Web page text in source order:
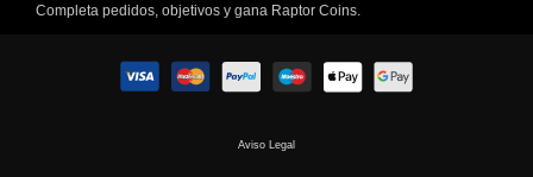
Completa pedidos, objetivos y gana Raptor Coins.
Aviso Legal